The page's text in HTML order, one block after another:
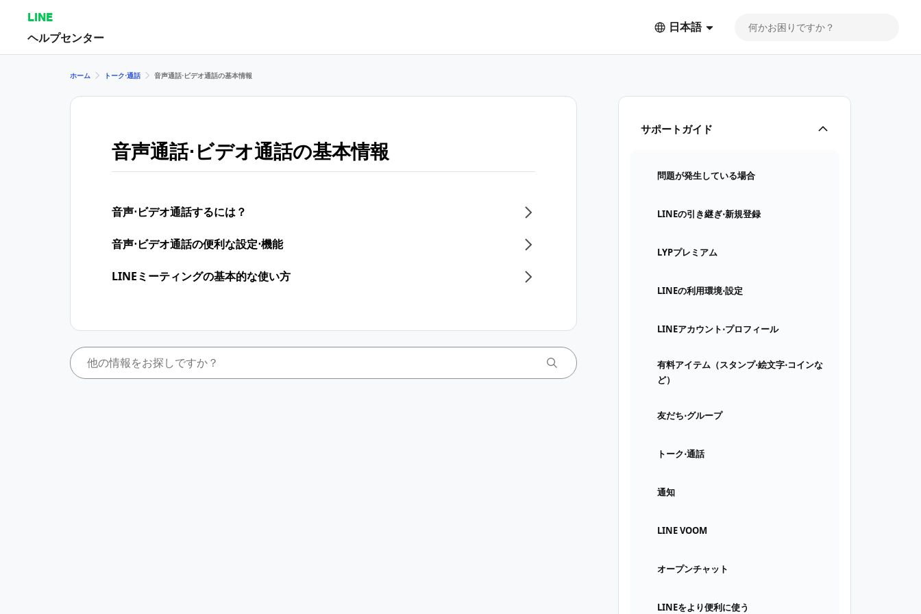
LINE
ヘルプセンター
日本語
サポートガイド
問題が発生している場合
LINEの引き継ぎ⋅新規登録
LYPプレミアム
LINEの利用環境⋅設定
LINEアカウント⋅プロフィール
有料アイテム（スタンプ⋅絵文字⋅コインな
ど）
友だち⋅グループ
トーク⋅通話
通知
LINE VOOM
オープンチャット
LINEをより便利に使う
ホーム トーク⋅通話 音声通話⋅ビデオ通話の基本情報
音声通話⋅ビデオ通話の基本情報
音声⋅ビデオ通話するには？
音声⋅ビデオ通話の便利な設定⋅機能
LINEミーティングの基本的な使い方